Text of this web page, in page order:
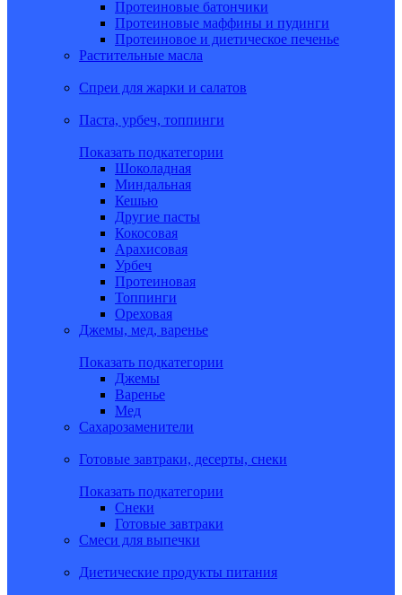
Протеиновые батончики
Протеиновые маффины и пудинги
Протеиновое и диетическое печенье
Растительные масла
Спреи для жарки и салатов
Паста, урбеч, топпинги
Показать подкатегории
Шоколадная
Миндальная
Кешью
Другие пасты
Кокосовая
Арахисовая
Урбеч
Протеиновая
Топпинги
Ореховая
Джемы, мед, варенье
Показать подкатегории
Джемы
Варенье
Мед
Сахарозаменители
Готовые завтраки, десерты, снеки
Показать подкатегории
Снеки
Готовые завтраки
Смеси для выпечки
Диетические продукты питания